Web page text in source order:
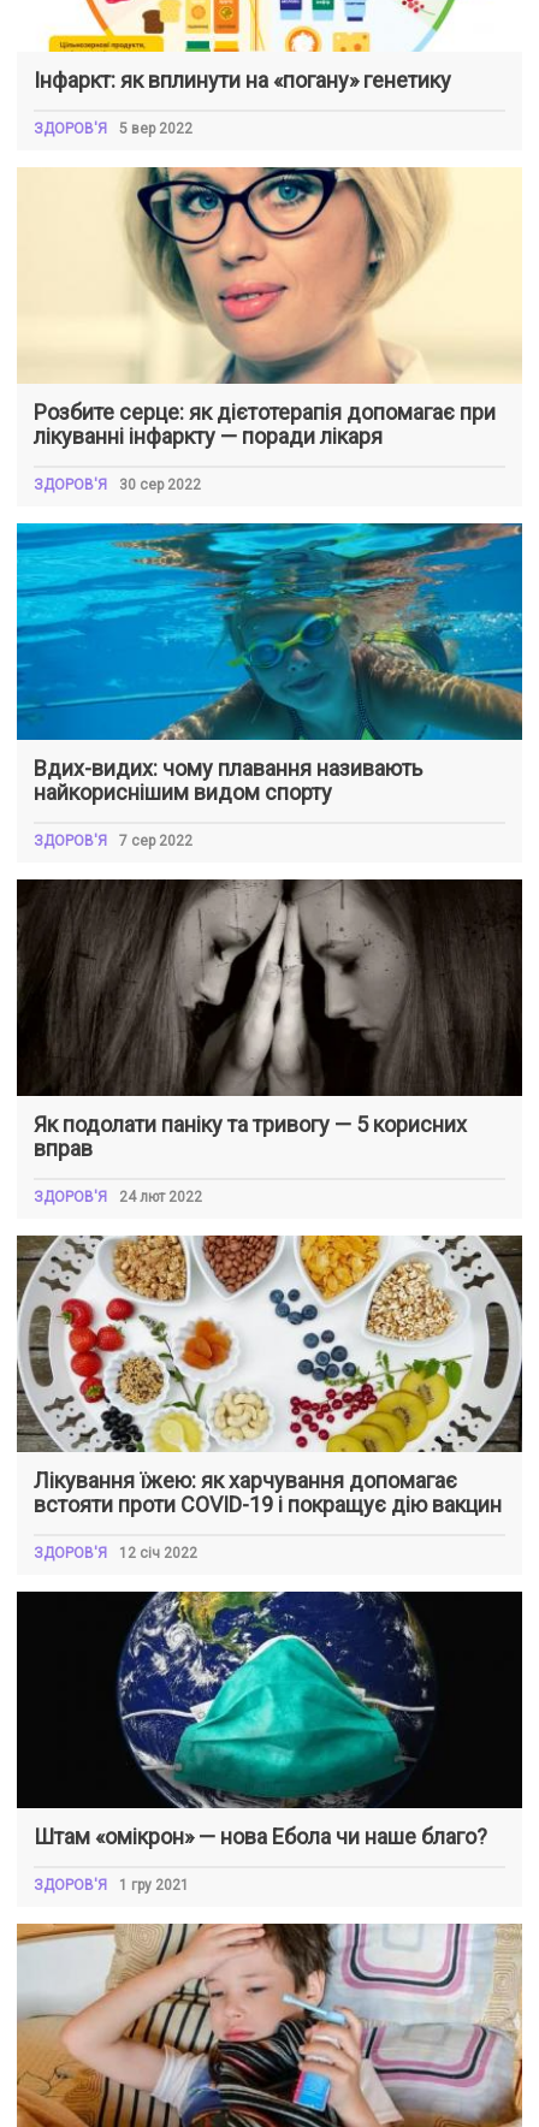
Інфаркт: як вплинути на «погану» генетику
ЗДОРОВ'Я 5 вер 2022
Розбите серце: як дієтотерапія допомагає при
лікуванні інфаркту — поради лікаря
ЗДОРОВ'Я 30 сер 2022
Вдих-видих: чому плавання називають
найкориснішим видом спорту
ЗДОРОВ'Я 7 сер 2022
Як подолати паніку та тривогу — 5 корисних
вправ
ЗДОРОВ'Я 24 лют 2022
Лікування їжею: як харчування допомагає
встояти проти COVID-19 і покращує дію вакцин
ЗДОРОВ'Я 12 січ 2022
Штам «омікрон» — нова Ебола чи наше благо?
ЗДОРОВ'Я 1 гру 2021